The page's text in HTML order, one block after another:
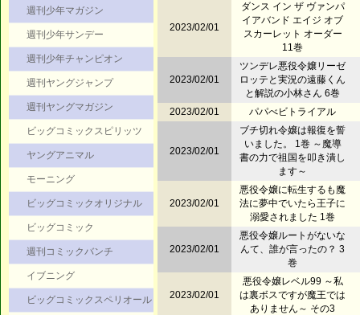
週刊少年マガジン
週刊少年サンデー
週刊少年チャンピオン
週刊ヤングジャンプ
週刊ヤングマガジン
ビッグコミックスピリッツ
ヤングアニマル
モーニング
ビッグコミックオリジナル
ビッグコミック
週刊コミックバンチ
イブニング
ビッグコミックスペリオール
2023/02/01
ダンス イン ザ ヴァンパ
イアバンド エイジ オブ
スカーレット オーダー
11巻
2023/02/01
ツンデレ悪役令嬢リーゼ
ロッテと実況の遠藤くん
と解説の小林さん 6巻
2023/02/01
パパべビトライアル
2023/02/01
ブチ切れ令嬢は報復を誓
いました。 1巻 ～魔導
書の力で祖国を叩き潰し
ます～
2023/02/01
悪役令嬢に転生するも魔
法に夢中でいたら王子に
溺愛されました 1巻
2023/02/01
悪役令嬢ルートがないな
んて、誰が言ったの？ 3
巻
2023/02/01
悪役令嬢レベル99 ～私
は裏ボスですが魔王では
ありません～ その3